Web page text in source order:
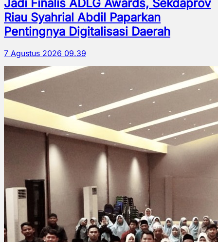
Jadi Finalis ADLG Awards, Sekdaprov
Riau Syahrial Abdil Paparkan
Pentingnya Digitalisasi Daerah
7 Agustus 2026 09.39